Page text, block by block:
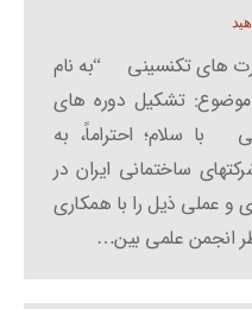
های تکنسینی “به نام
تشکیل دوره های
سلام؛ احتراماً، به
ساختمانی ایران در
و عملی ذیل را با همکاری
انجمن علمی بین…